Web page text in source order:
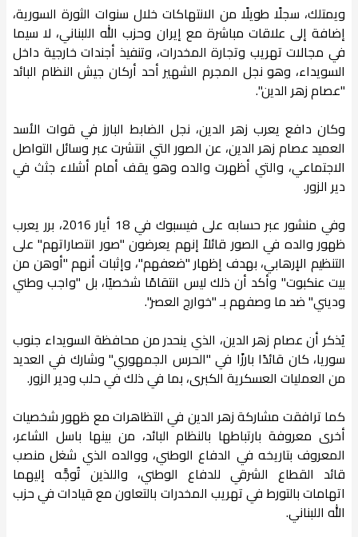
ويمتلك، سجلًا طويلًا من الانتهاكات خلال سنوات الثورة السورية،
إضافة إلى علاقات مباشرة مع إيران وحزب الله اللبناني، لا سيما
في مجالات تهريب وتجارة المخدرات، وتنفيذ أجندات خارجية داخل
السويداء، وهو نجل المجرم الشهير أحد أركان جيش النظام البائد
"عصام زهر الدين".
وكان دافع يعرب زهر الدين، نجل الضابط البارز في قوات الأسد
العميد عصام زهر الدين، عن الصور التي انتشرت عبر وسائل التواصل
الاجتماعي، والتي أظهرت والده وهو يقف أمام أشلاء جثث في
دير الزور.
وفي منشور عبر حسابه على فيسبوك في 18 أيار 2016، برر يعرب
ظهور والده في الصور قائلاً إنهم يعرضون "صور انتصاراتهم" على
التنظيم الإرهابي، بهدف إظهار "ضعفهم"، وإثبات أنهم "أوهن من
بيت عنكبوت" وأكد أن ذلك ليس انتقامًا شخصيًا، بل "واجب وطني
وديني" ضد ما وصفهم بـ "خوارج العصر".
يُذكر أن عصام زهر الدين، الذي ينحدر من محافظة السويداء جنوب
سوريا، كان قائدًا بارزًا في "الحرس الجمهوري" وشارك في العديد
من العمليات العسكرية الكبرى، بما في ذلك في حلب ودير الزور.
كما ترافقت مشاركة زهر الدين في التظاهرات مع ظهور شخصيات
أخرى معروفة بارتباطها بالنظام البائد، من بينها باسل الشاعر،
المعروف بتاريخه في الدفاع الوطني، ووالده الذي شغل منصب
قائد القطاع الشرقي للدفاع الوطني، واللذين تُوجَّه إليهما
اتهامات بالتورط في تهريب المخدرات بالتعاون مع قيادات في حزب
الله اللبناني.